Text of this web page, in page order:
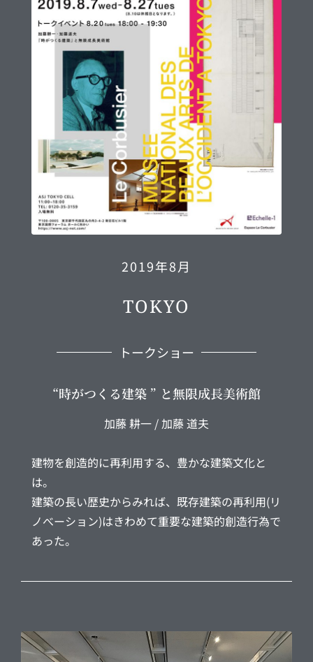
2019年8月
TOKYO
トークショー
“時がつくる建築 ” と無限成長美術館
加藤 耕一 / 加藤 道夫
建物を創造的に再利用する、豊かな建築文化と
は。
建築の長い歴史からみれば、既存建築の再利用(リ
ノべーション)はきわめて重要な建築的創造行為で
あった。